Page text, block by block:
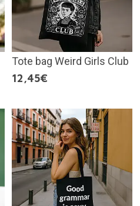
Tote bag Weird Girls Club
12,45€